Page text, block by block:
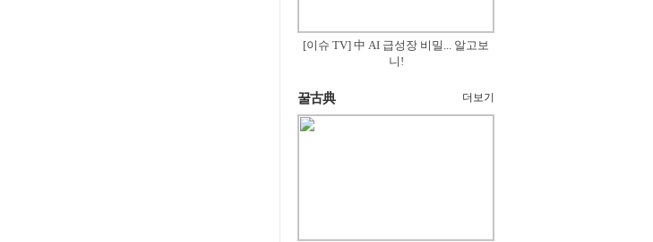
[이슈 TV] 中 AI 급성장 비밀... 알고보
니!
꿀古典 더보기